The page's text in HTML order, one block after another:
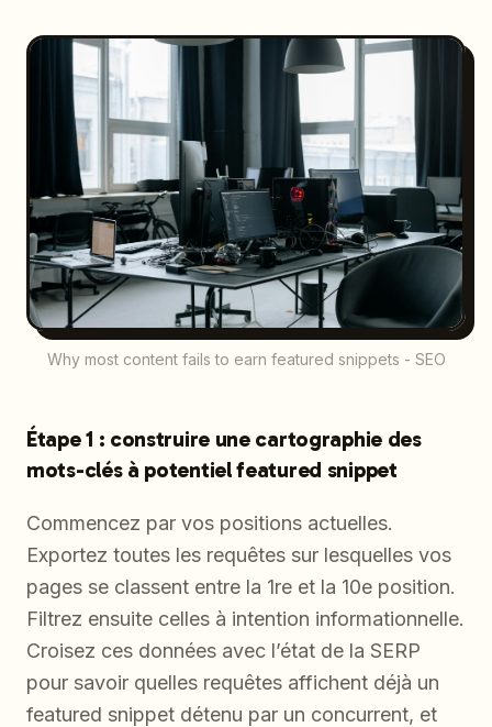
Why most content fails to earn featured snippets - SEO
Étape 1 : construire une cartographie des
mots-clés à potentiel featured snippet
Commencez par vos positions actuelles.
Exportez toutes les requêtes sur lesquelles vos
pages se classent entre la 1re et la 10e position.
Filtrez ensuite celles à intention informationnelle.
Croisez ces données avec l’état de la SERP
pour savoir quelles requêtes affichent déjà un
featured snippet détenu par un concurrent, et